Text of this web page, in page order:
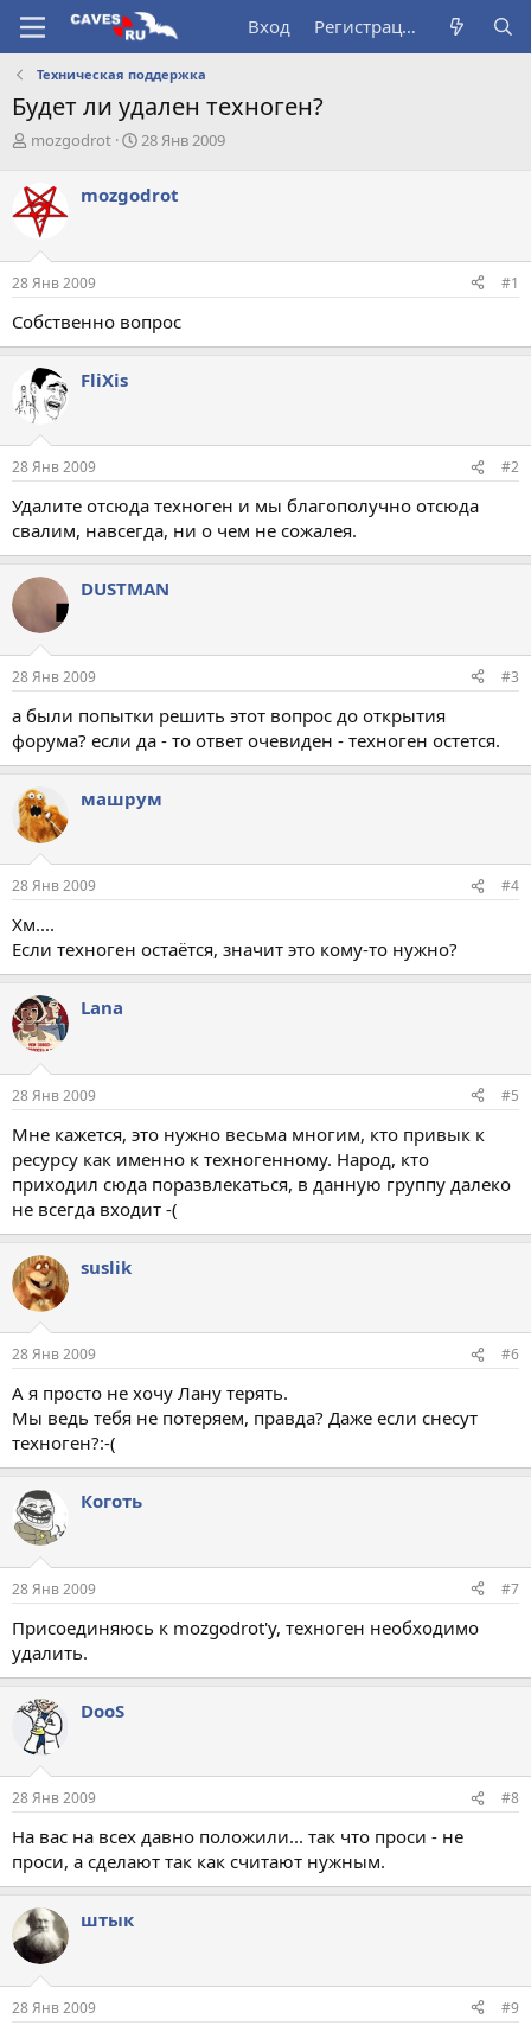
Вход Регистрация
Техническая поддержка
Будет ли удален техноген?
А
о
р
е
м
ы
mоzgodrot
Д
а
ч
а
28 Янв 2009
mоzgodrot
28 Янв 2009 #1
Собственно вопрос
FliXis
28 Янв 2009 #2
Удалите отсюда техноген и мы благополучно отсюда
свалим, навсегда, ни о чем не сожалея.
DUSTMAN
28 Янв 2009 #3
а были попытки решить этот вопрос до открытия
форума? если да - то ответ очевиден - техноген остется.
машрум
28 Янв 2009 #4
Хм....
Если техноген остаётся, значит это кому-то нужно?
Lana
28 Янв 2009 #5
Мне кажется, это нужно весьма многим, кто привык к
ресурсу как именно к техногенному. Народ, кто
приходил сюда поразвлекаться, в данную группу далеко
не всегда входит -(
suslik
28 Янв 2009 #6
А я просто не хочу Лану терять.
Мы ведь тебя не потеряем, правда? Даже если снесут
техноген?:-(
Коготь
28 Янв 2009 #7
Присоединяюсь к mozgodrot'у, техноген необходимо
удалить.
DooS
28 Янв 2009 #8
На вас на всех давно положили... так что проси - не
проси, а сделают так как считают нужным.
штык
28 Янв 2009 #9